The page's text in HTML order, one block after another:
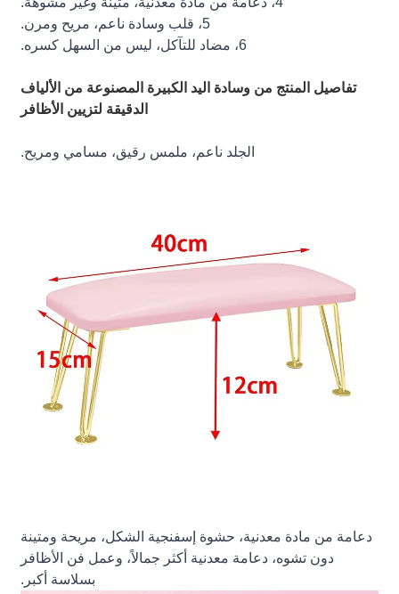
5، قلب وسادة ناعم، مريح ومرن.
6، مضاد للتآكل، ليس من السهل كسره.
تفاصيل المنتج من وسادة اليد الكبيرة المصنوعة من الألياف
الدقيقة لتزيين الأظافر
الجلد ناعم، ملمس رقيق، مسامي ومريح.
دعامة من مادة معدنية، حشوة إسفنجية الشكل، مريحة ومتينة
دون تشوه، دعامة معدنية أكثر جمالاً، وعمل فن الأظافر
بسلاسة أكبر.